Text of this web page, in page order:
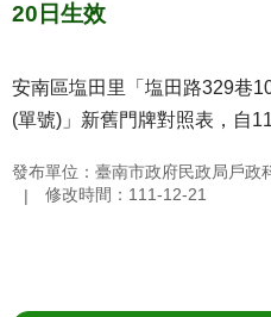
20日生效
安南區塩田里「塩田路329巷
(單號)」新舊門牌對照表，自
發布單位：臺南市政府民政局戶政
修改時間：111-12-21